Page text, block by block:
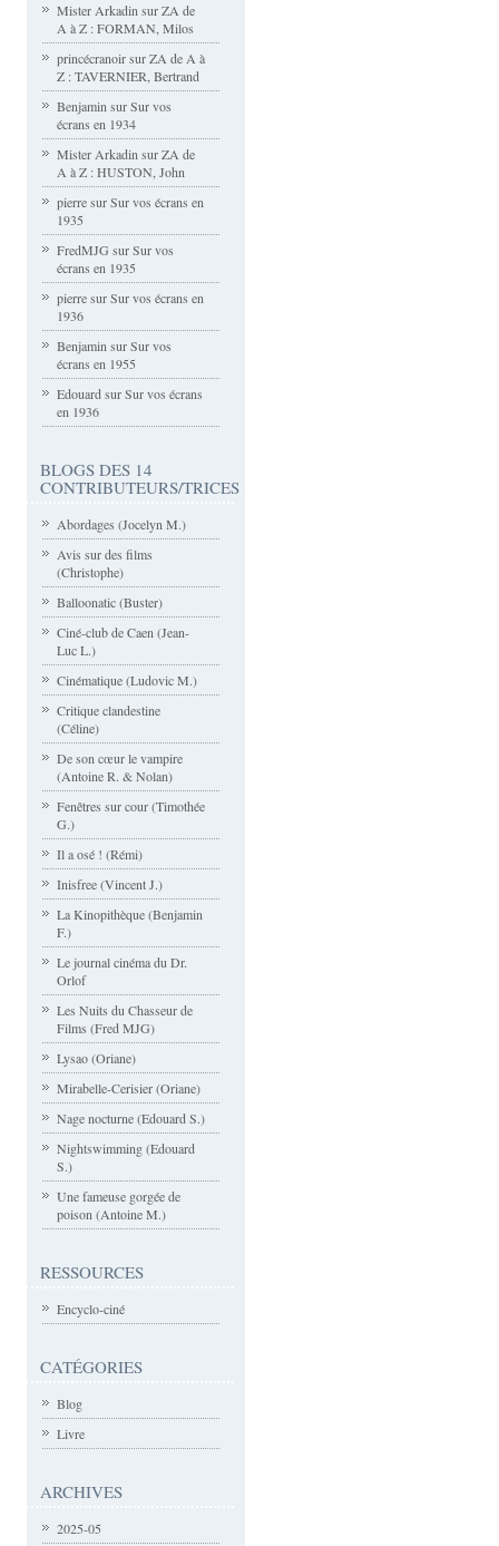
Mister Arkadin surZA de
A à Z : FORMAN, Milos
princécranoirsurZA de A à
Z : TAVERNIER, Bertrand
Benjamin surSur vos
écrans en 1934
Mister Arkadin surZA de
A à Z : HUSTON, John
pierresurSur vos écrans en
1935
FredMJG surSur vos
écrans en 1935
pierresurSur vos écrans en
1936
Benjamin surSur vos
écrans en 1955
EdouardsurSur vos écrans
en 1936
BLOGS DES 14
CONTRIBUTEURS/TRICES
Abordages (Jocelyn M.)
Avis sur des films
(Christophe)
Balloonatic (Buster)
Ciné-club de Caen (Jean-
Luc L.)
Cinématique (Ludovic M.)
Critique clandestine
(Céline)
De son cœur le vampire
(Antoine R. & Nolan)
Fenêtres sur cour (Timothée
G.)
Il a osé ! (Rémi)
Inisfree (Vincent J.)
La Kinopithèque (Benjamin
F.)
Le journal cinéma du Dr.
Orlof
Les Nuits du Chasseur de
Films (Fred MJG)
Lysao (Oriane)
Mirabelle-Cerisier (Oriane)
Nage nocturne (Edouard S.)
Nightswimming (Edouard
S.)
Une fameuse gorgée de
poison (Antoine M.)
RESSOURCES
Encyclo-ciné
CATÉGORIES
Blog
Livre
ARCHIVES
2025-05